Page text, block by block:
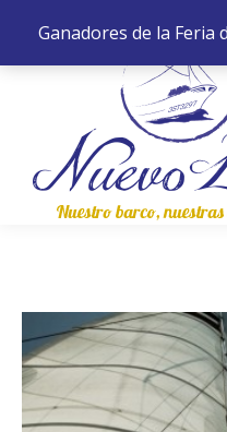
Ganadores de la Feria